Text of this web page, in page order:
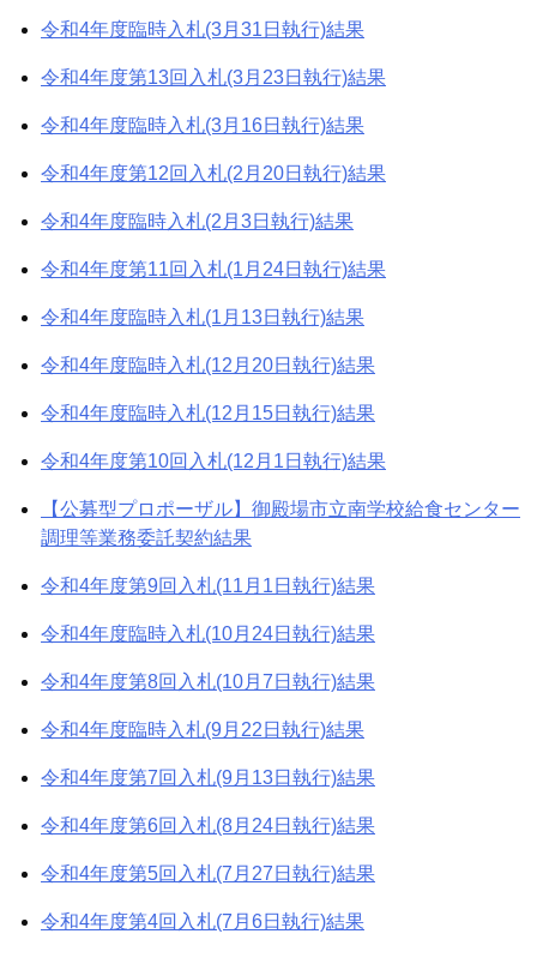
令和4年度臨時入札(3月31日執行)結果
令和4年度第13回入札(3月23日執行)結果
令和4年度臨時入札(3月16日執行)結果
令和4年度第12回入札(2月20日執行)結果
令和4年度臨時入札(2月3日執行)結果
令和4年度第11回入札(1月24日執行)結果
令和4年度臨時入札(1月13日執行)結果
令和4年度臨時入札(12月20日執行)結果
令和4年度臨時入札(12月15日執行)結果
令和4年度第10回入札(12月1日執行)結果
【公募型プロポーザル】御殿場市立南学校給食センター
調理等業務委託契約結果
令和4年度第9回入札(11月1日執行)結果
令和4年度臨時入札(10月24日執行)結果
令和4年度第8回入札(10月7日執行)結果
令和4年度臨時入札(9月22日執行)結果
令和4年度第7回入札(9月13日執行)結果
令和4年度第6回入札(8月24日執行)結果
令和4年度第5回入札(7月27日執行)結果
令和4年度第4回入札(7月6日執行)結果